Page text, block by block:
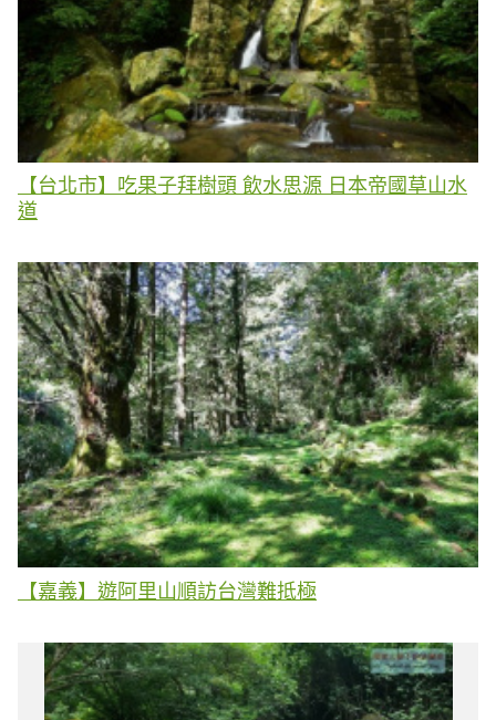
【台北市】吃果子拜樹頭 飲水思源 日本帝國草山水
道
【嘉義】遊阿里山順訪台灣難抵極